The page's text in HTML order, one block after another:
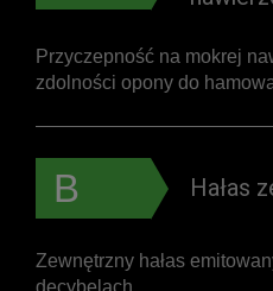
Przyczepność na mokrej
zdolności opony do
B Hałas
Zewnętrzny hałas